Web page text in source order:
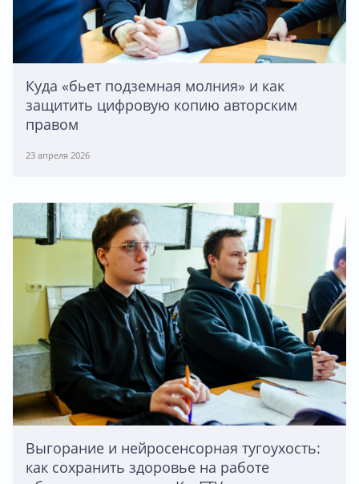
Куда «бьет подземная молния» и как
защитить цифровую копию авторским
правом
23 апреля 2026
Выгорание и нейросенсорная тугоухость:
как сохранить здоровье на работе